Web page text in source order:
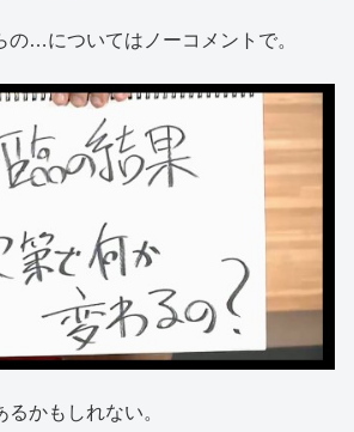
の…についてはノーコメントで。
かもしれない。